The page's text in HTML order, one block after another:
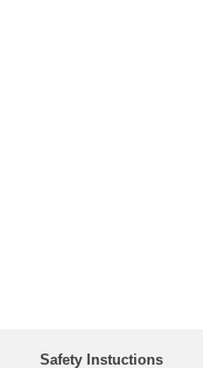
Safety Instuctions